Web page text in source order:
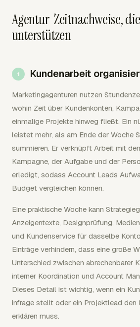
Agentur-Zeitnachweise,
unterstützen
Kundenarbeit
Marketingagenturen nutzen
wohin Zeit über Kundenkonten,
einmalige Projekte hinweg fließt. Ein
leistet mehr, als am Ende der Woche
summieren. Er verknüpft Arbeit mit
Kampagne, der Aufgabe und der
erledigt, sodass Account Leads
Budget vergleichen können.
Eine praktische Woche kann
Anzeigentexte, Designprüfung,
und Kundenservice für dasselbe
Einträge verhindern, dass eine große
Unterschied zwischen abrechenbarer
interner Koordination und Account
Dieses Detail ist wichtig, wenn ein
infrage stellt oder ein Projektlead den
erklären muss.